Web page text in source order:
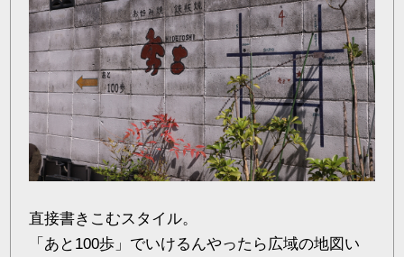
直接書きこむスタイル。
「あと100歩」でいけるんやったら広域の地図い